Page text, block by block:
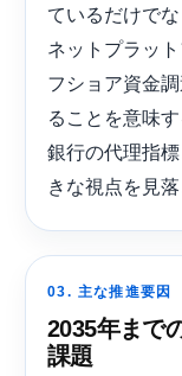
ているだけで
ネットプラッ
フショア資金
ることを意味
銀行の代理指
きな視点を見落
03. 主な推進要因
2035年まで
課題